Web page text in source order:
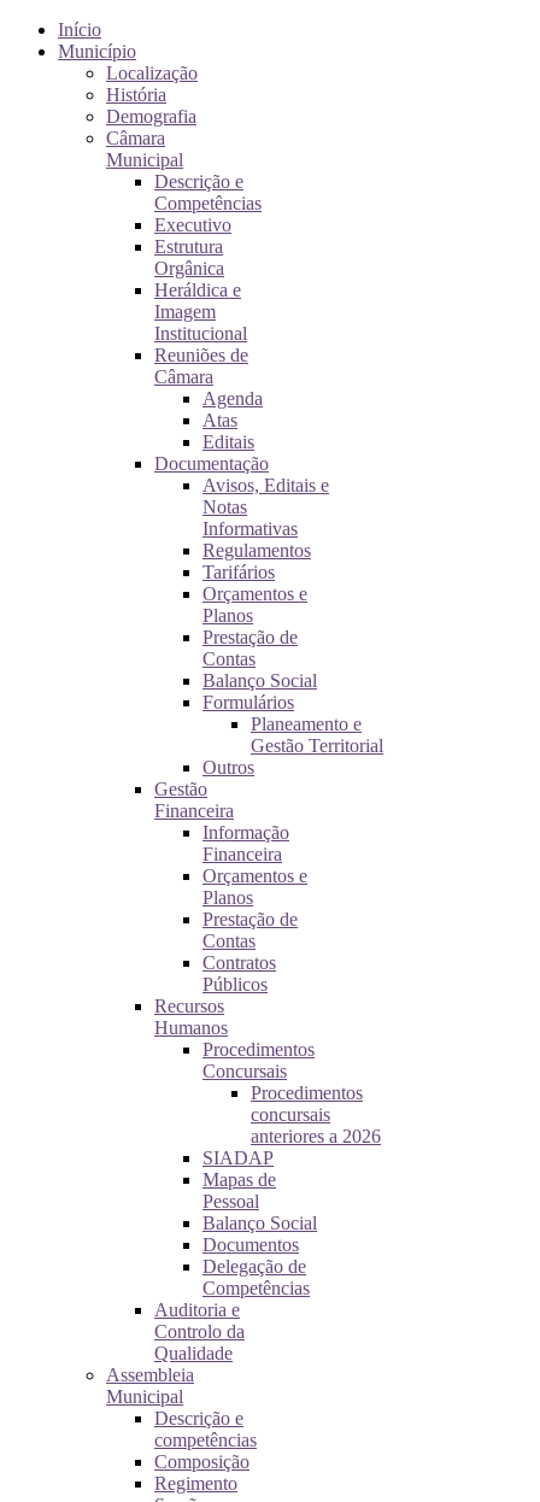
Início
Município
Localização
História
Demografia
Câmara
Municipal
Descrição e
Competências
Executivo
Estrutura
Orgânica
Heráldica e
Imagem
Institucional
Reuniões de
Câmara
Agenda
Atas
Editais
Documentação
Avisos, Editais e
Notas
Informativas
Regulamentos
Tarifários
Orçamentos e
Planos
Prestação de
Contas
Balanço Social
Formulários
Planeamento e
Gestão Territorial
Outros
Gestão
Financeira
Informação
Financeira
Orçamentos e
Planos
Prestação de
Contas
Contratos
Públicos
Recursos
Humanos
Procedimentos
Concursais
Procedimentos
concursais
anteriores a 2026
SIADAP
Mapas de
Pessoal
Balanço Social
Documentos
Delegação de
Competências
Auditoria e
Controlo da
Qualidade
Assembleia
Municipal
Descrição e
competências
Composição
Regimento